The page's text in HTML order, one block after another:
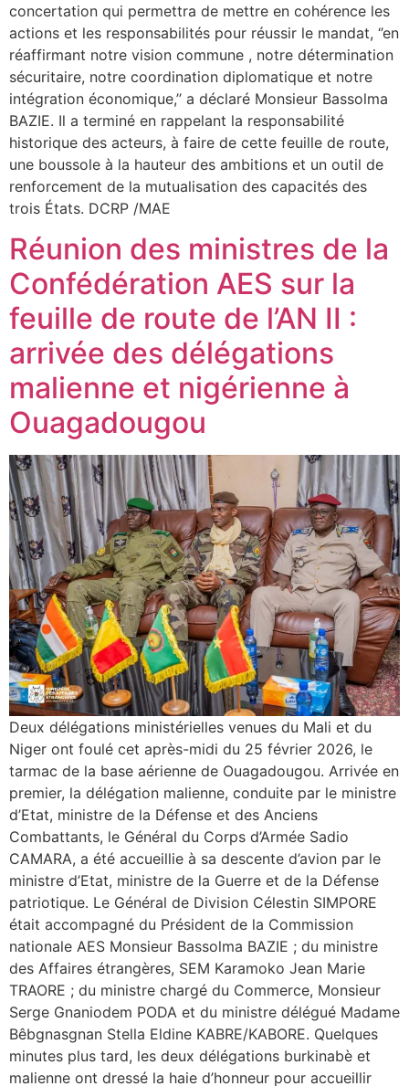
concertation qui permettra de mettre en cohérence les
actions et les responsabilités pour réussir le mandat, ‘’en
réaffirmant notre vision commune , notre détermination
sécuritaire, notre coordination diplomatique et notre
intégration économique,’’ a déclaré Monsieur Bassolma
BAZIE. Il a terminé en rappelant la responsabilité
historique des acteurs, à faire de cette feuille de route,
une boussole à la hauteur des ambitions et un outil de
renforcement de la mutualisation des capacités des
trois États. DCRP /MAE
Réunion des ministres de la
Confédération AES sur la
feuille de route de l’AN II :
arrivée des délégations
malienne et nigérienne à
Ouagadougou
Deux délégations ministérielles venues du Mali et du
Niger ont foulé cet après-midi du 25 février 2026, le
tarmac de la base aérienne de Ouagadougou. Arrivée en
premier, la délégation malienne, conduite par le ministre
d’Etat, ministre de la Défense et des Anciens
Combattants, le Général du Corps d’Armée Sadio
CAMARA, a été accueillie à sa descente d’avion par le
ministre d’Etat, ministre de la Guerre et de la Défense
patriotique. Le Général de Division Célestin SIMPORE
était accompagné du Président de la Commission
nationale AES Monsieur Bassolma BAZIE ; du ministre
des Affaires étrangères, SEM Karamoko Jean Marie
TRAORE ; du ministre chargé du Commerce, Monsieur
Serge Gnaniodem PODA et du ministre délégué Madame
Bêbgnasgnan Stella Eldine KABRE/KABORE. Quelques
minutes plus tard, les deux délégations burkinabè et
malienne ont dressé la haie d’honneur pour accueillir